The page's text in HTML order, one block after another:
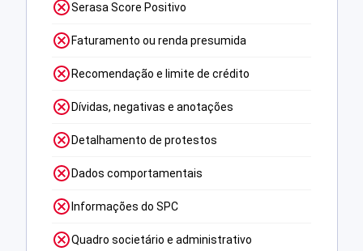
Serasa Score Positivo
Faturamento ou renda presumida
Recomendação e limite de crédito
Dívidas, negativas e anotações
Detalhamento de protestos
Dados comportamentais
Informações do SPC
Quadro societário e administrativo